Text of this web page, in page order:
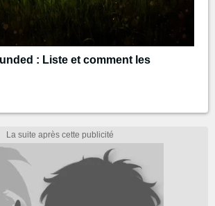
: Liste et comment les